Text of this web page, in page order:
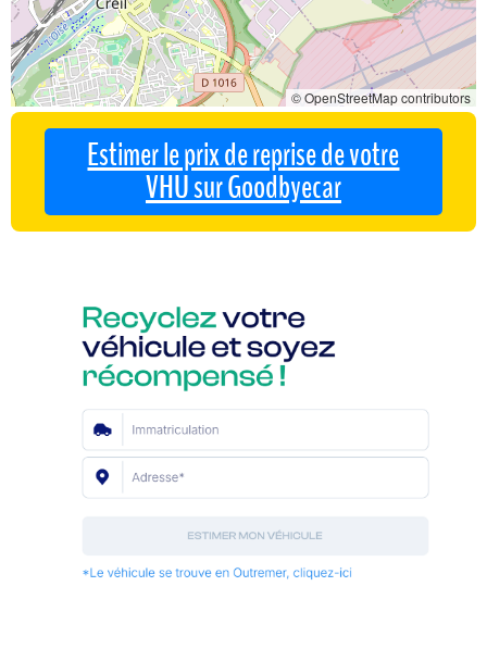
© OpenStreetMap contributors
Estimer le prix de reprise de votre
VHU sur Goodbyecar